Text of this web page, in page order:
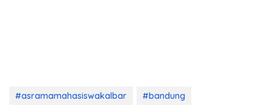
#asramamahasiswakalbar
#bandung